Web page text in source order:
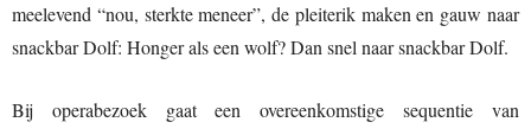
meelevend “nou, sterkte meneer”, de pleiterik maken en gauw naar
snackbar Dolf: Honger als een wolf? Dan snel naar snackbar Dolf.
Bij operabezoek gaat een overeenkomstige sequentie van